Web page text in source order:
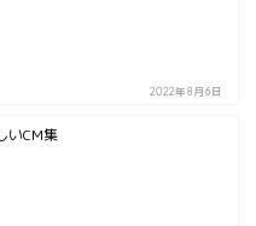
2022年8月6日
いCM集